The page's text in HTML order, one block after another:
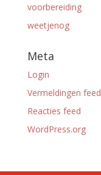
voorbereiding
weetjenog
Meta
Login
Vermeldingen feed
Reacties feed
WordPress.org